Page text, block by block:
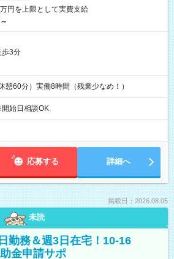
円を上限として実費支給
歩3分
憩60分）実働8時間（残業少なめ！）
始日相談OK
応募する 詳細へ
掲載日：2026.08.05
未読
勤務＆週3日在宅！10-16
金申請サポ